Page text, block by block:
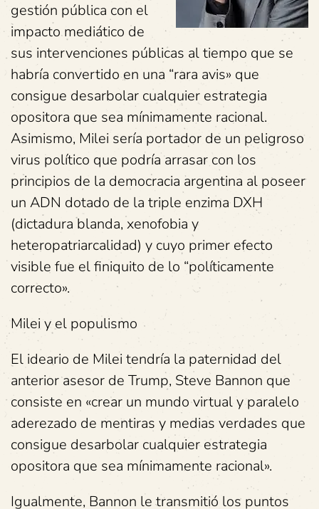
gestión pública con el
impacto mediático de
sus intervenciones públicas al tiempo que se
habría convertido en una “rara avis» que
consigue desarbolar cualquier estrategia
opositora que sea mínimamente racional.
Asimismo, Milei sería portador de un peligroso
virus político que podría arrasar con los
principios de la democracia argentina al poseer
un ADN dotado de la triple enzima DXH
(dictadura blanda, xenofobia y
heteropatriarcalidad) y cuyo primer efecto
visible fue el finiquito de lo “políticamente
correcto».
Milei y el populismo
El ideario de Milei tendría la paternidad del
anterior asesor de Trump, Steve Bannon que
consiste en «crear un mundo virtual y paralelo
aderezado de mentiras y medias verdades que
consigue desarbolar cualquier estrategia
opositora que sea mínimamente racional».
Igualmente, Bannon le transmitió los puntos